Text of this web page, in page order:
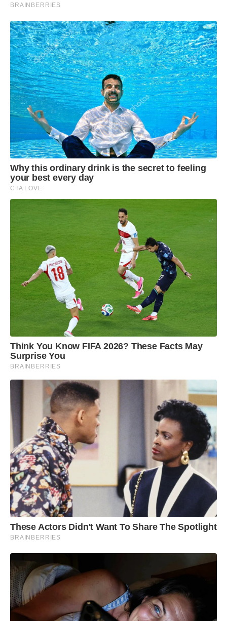
BRAINBERRIES
Why this ordinary drink is the secret to feeling
your best every day
CTA LOVE
Think You Know FIFA 2026? These Facts May
Surprise You
BRAINBERRIES
These Actors Didn't Want To Share The Spotlight
BRAINBERRIES